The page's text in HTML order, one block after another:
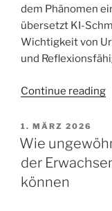
dem Phänomen
übersetzt KI-
Wichtigkeit von
und
Continue reading
POSTED
ON
1. MÄRZ 2026
Wie
der
können